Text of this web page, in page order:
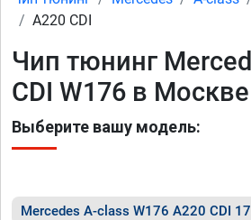
A220 CDI
Чип тюнинг
CDI W176 в Москве
Выберите вашу модель:
Mercedes A-class W176 A220 CDI